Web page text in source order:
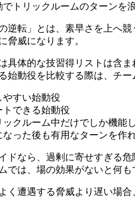
トリックルームのターンを
逆転」とは、素早さを上へ
脅威になります。
具体的な技習得リストは含ま
始動役を比較する際は、チー
やすい始動役
できる始動役
クルーム中だけでしか機能
った後も有用なターンを作
ドなら、過剰に寄せすぎる
では、場の効果がないと何
く遭遇する脅威より遅い場